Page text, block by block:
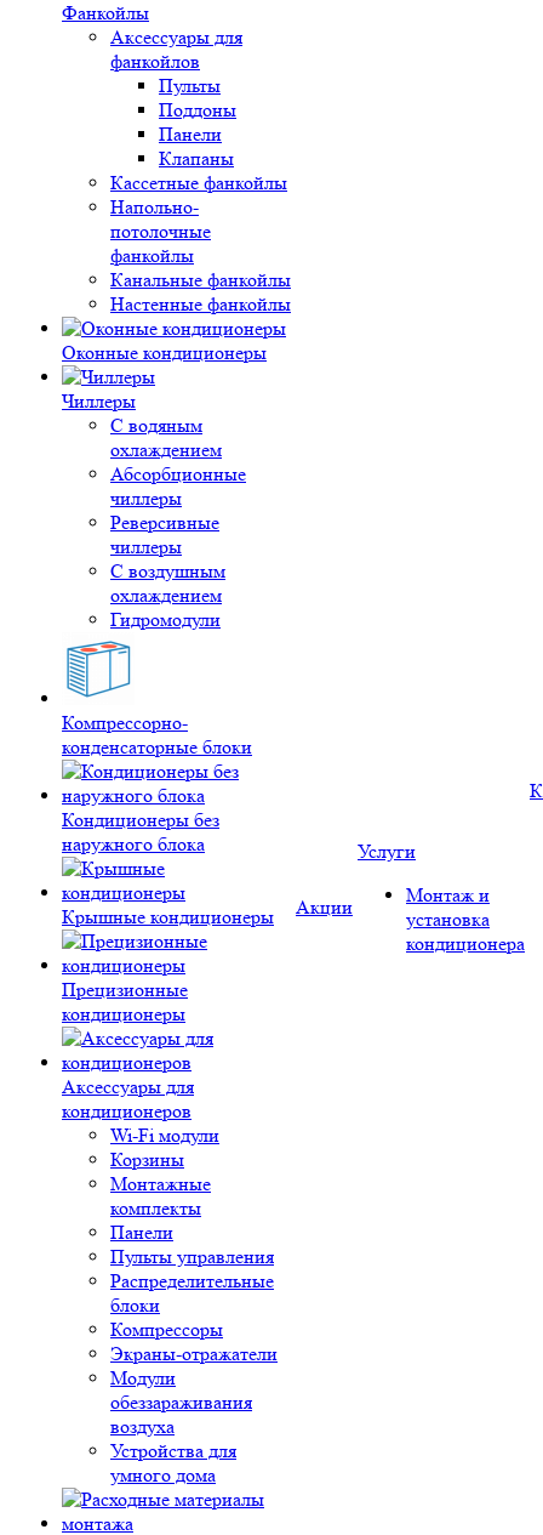
Фанкойлы
Аксессуары для
фанкойлов
Пульты
Поддоны
Панели
Клапаны
Кассетные фанкойлы
Напольно-
потолочные
фанкойлы
Канальные фанкойлы
Настенные фанкойлы
Оконные кондиционеры
Чиллеры
С водяным
охлаждением
Абсорбционные
чиллеры
Реверсивные
чиллеры
С воздушным
охлаждением
Гидромодули
Компрессорно-
конденсаторные блоки
Кондиционеры без
наружного блока
Крышные кондиционеры
Прецизионные
кондиционеры
Аксессуары для
кондиционеров
Wi-Fi модули
Корзины
Монтажные
комплекты
Панели
Пульты управления
Распределительные
блоки
Компрессоры
Экраны-отражатели
Модули
обеззараживания
воздуха
Устройства для
умного дома
Акции
Услуги
Монтаж и
установка
кондиционера